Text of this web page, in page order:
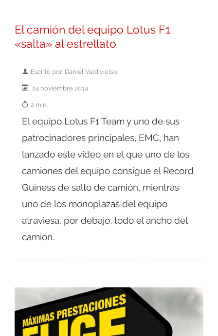
El camión del equipo Lotus F1
«salta» al estrellato
Escrito por: Daniel Valdivielso
24 noviembre 2014
2 min.
El equipo Lotus F1 Team y uno de sus
patrocinadores principales, EMC, han
lanzado este vídeo en el que uno de los
camiones del equipo consigue el Record
Guiness de salto de camión, mientras
uno de los monoplazas del equipo
atraviesa, por debajo, todo el ancho del
camión.